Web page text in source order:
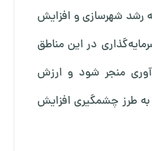
رشد شهرسازی و افزایش
در این مناطق
منجر شود و ارزش
به طرز چشمگیری افزایش